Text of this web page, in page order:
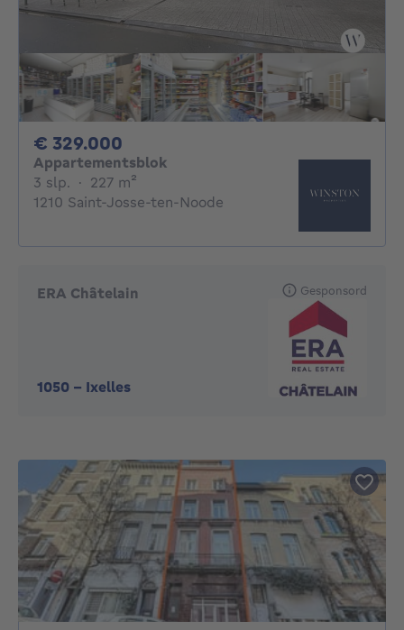
€ 329.000
Appartementsblok
3 slp. 3 slaapkamers
· 227 m²
1210 Saint-Josse-ten-Noode
ERA Châtelain
1050 - Ixelles
Gesponsord